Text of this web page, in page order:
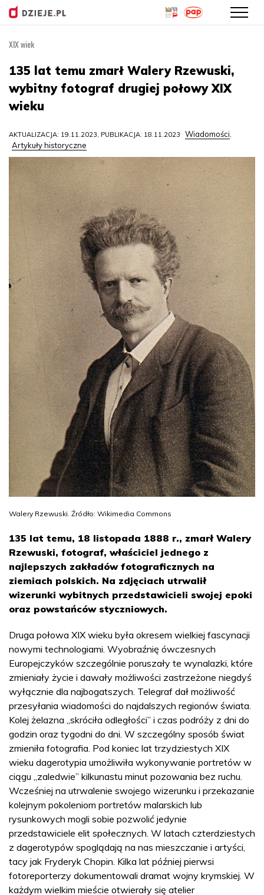
treści
XIX wiek
135 lat temu zmarł Walery Rzewuski,
wybitny fotograf drugiej połowy XIX
wieku
AKTUALIZACJA: 19.11.2023, PUBLIKACJA: 18.11.2023 Wiadomości,
Artykuły historyczne
Walery Rzewuski. Źródło: Wikimedia Commons
135 lat temu, 18 listopada 1888 r., zmarł Walery
Rzewuski, fotograf, właściciel jednego z
najlepszych zakładów fotograficznych na
ziemiach polskich. Na zdjęciach utrwalił
wizerunki wybitnych przedstawicieli swojej epoki
oraz powstańców styczniowych.
Druga połowa XIX wieku była okresem wielkiej fascynacji
nowymi technologiami. Wyobraźnię ówczesnych
Europejczyków szczególnie poruszały te wynalazki, które
zmieniały życie i dawały możliwości zastrzeżone niegdyś
wyłącznie dla najbogatszych. Telegraf dał możliwość
przesyłania wiadomości do najdalszych regionów świata.
Kolej żelazna „skróciła odległości” i czas podróży z dni do
godzin oraz tygodni do dni. W szczególny sposób świat
zmieniła fotografia. Pod koniec lat trzydziestych XIX
wieku dagerotypia umożliwiła wykonywanie portretów w
ciągu „zaledwie” kilkunastu minut pozowania bez ruchu.
Wcześniej na utrwalenie swojego wizerunku i przekazanie
kolejnym pokoleniom portretów malarskich lub
rysunkowych mogli sobie pozwolić jedynie
przedstawiciele elit społecznych. W latach czterdziestych
z dagerotypów spoglądają na nas mieszczanie i artyści,
tacy jak Fryderyk Chopin. Kilka lat później pierwsi
fotoreporterzy dokumentowali dramat wojny krymskiej. W
każdym wielkim mieście otwierały się atelier